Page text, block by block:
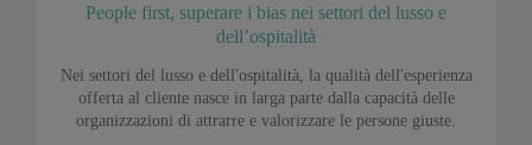
People first, superare i bias nei settori del lusso e
dell’ospitalità
Nei settori del lusso e dell'ospitalità, la qualità dell'esperienza
offerta al cliente nasce in larga parte dalla capacità delle
organizzazioni di attrarre e valorizzare le persone giuste.